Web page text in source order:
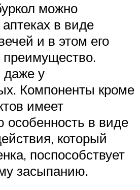
можно
в виде
и в этом его
преимущество.
даже у
Компоненты кроме
имеет
особенность в виде
который
поспособствует
засыпанию.